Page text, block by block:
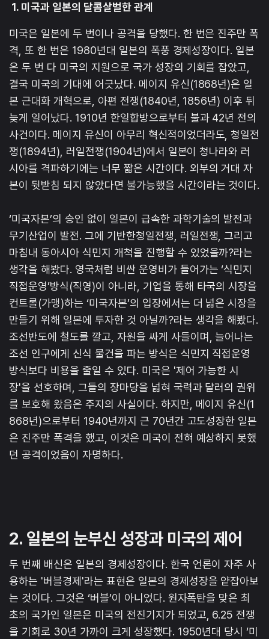
1. 미국과 일본의 달콤살벌한 관계
미국은 일본에 두 번이나 공격을 당했다. 한 번은 진주만 폭
격, 또 한 번은 1980년대 일본의 폭풍 경제성장이다. 일본
은 두 번 다 미국의 지원으로 국가 성장의 기회를 잡았고,
결국 미국의 기대에 어긋났다. 메이지 유신(1868년)은 일
본 근대화 개혁으로, 아편 전쟁(1840년, 1856년) 이후 뒤
늦게 일어났다. 1910년 한일합방으로부터 불과 42년 전의
사건이다. 메이지 유신이 아무리 혁신적이었더라도, 청일전
쟁(1894년), 러일전쟁(1904년)에서 일본이 청나라와 러
시아를 격파하기에는 너무 짧은 시간이다. 외부의 거대 자
본이 뒷받침 되지 않았다면 불가능했을 시간이라는 것이다.
‘미국자본’의 승인 없이 일본이 급속한 과학기술의 발전과
무기산업이 발전. 그에 기반한청일전쟁, 러일전쟁, 그리고
마침내 동아시아 식민지 개척을 진행할 수 있었을까?라는
생각을 해봤다. 영국처럼 비싼 운영비가 들어가는 ‘식민지
직접운영’방식(직영)이 아니라, 기업을 통해 타국의 시장을
컨트롤(가맹)하는 ‘미국자본’의 입장에서는 더 넓은 시장을
만들기 위해 일본에 투자한 것 아닐까?라는 생각을 해봤다.
조선반도에 철도를 깔고, 자원을 싸게 사들이며, 늘어나는
조선 인구에게 신식 물건을 파는 방식은 식민지 직접운영
방식보다 비용을 줄일 수 있다. 미국은 '제어 가능한 시
장'을 선호하며, 그들의 장마당을 넓혀 국력과 달러의 권위
를 보호해 왔음은 주지의 사실이다. 하지만, 메이지 유신(1
868년)으로부터 1940년까지 근 70년간 고도성장한 일본
은 진주만 폭격을 했고, 이것은 미국이 전혀 예상하지 못했
던 공격이었음이 자명하다.
2. 일본의 눈부신 성장과 미국의 제어
두 번째 배신은 일본의 경제성장이다. 한국 언론이 자주 사
용하는 '버블경제'라는 표현은 일본의 경제성장을 얕잡아보
는 것이다. 그것은 ‘버블’이 아니었다. 원자폭탄을 맞은 최
초의 국가인 일본은 미국의 전진기지가 되었고, 6.25 전쟁
을 기회로 30년 가까이 크게 성장했다. 1950년대 당시 ‘미